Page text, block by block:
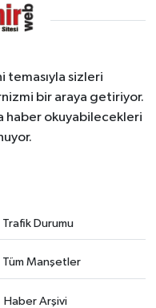
temasıyla sizleri
bir araya getiriyor.
haber okuyabilecekleri
Trafik Durumu
Tüm Manşetler
Haber Arşivi